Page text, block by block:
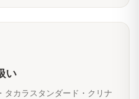
い
タカラスタンダード・クリナ